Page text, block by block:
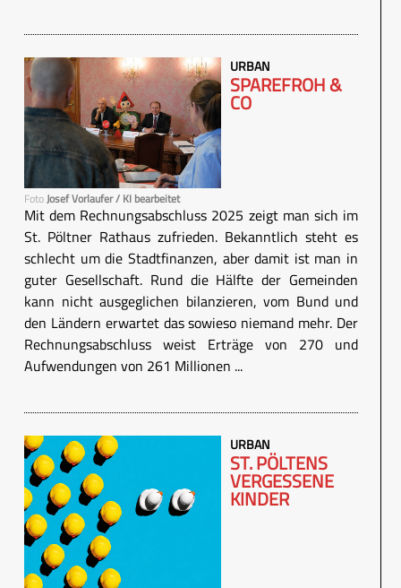
FotoJosef Vorlaufer / KI bearbeitet
URBAN
SPAREFROH &
CO
Mit dem Rechnungsabschluss 2025 zeigt man sich im
St. Pöltner Rathaus zufrieden. Bekanntlich steht es
schlecht um die Stadtfinanzen, aber damit ist man in
guter Gesellschaft. Rund die Hälfte der Gemeinden
kann nicht ausgeglichen bilanzieren, vom Bund und
den Ländern erwartet das sowieso niemand mehr. Der
Rechnungsabschluss weist Erträge von 270 und
Aufwendungen von 261 Millionen ...
URBAN
ST. PÖLTENS
VERGESSENE
KINDER